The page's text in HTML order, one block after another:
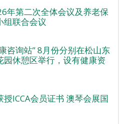
年第二次全体会议及养老保
组联合会议
咨询站” 8月份分别在松山东
园休憩区举行，设有健康资
ICCA会员证书 澳琴会展国